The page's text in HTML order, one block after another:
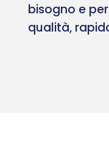
bisogno e
qualità,